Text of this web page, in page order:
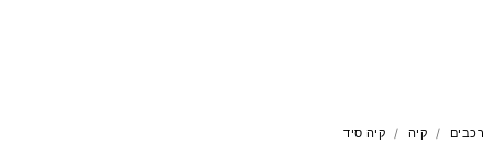
רכבים קיה קיה סיד